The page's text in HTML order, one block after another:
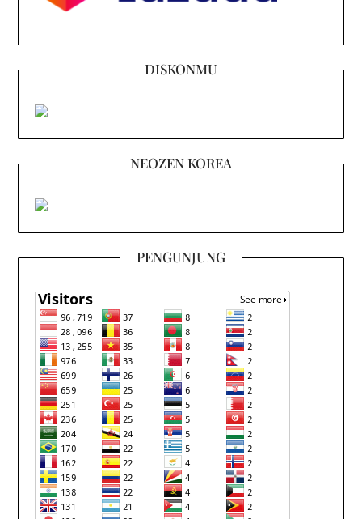
DISKONMU
NEOZEN KOREA
PENGUNJUNG